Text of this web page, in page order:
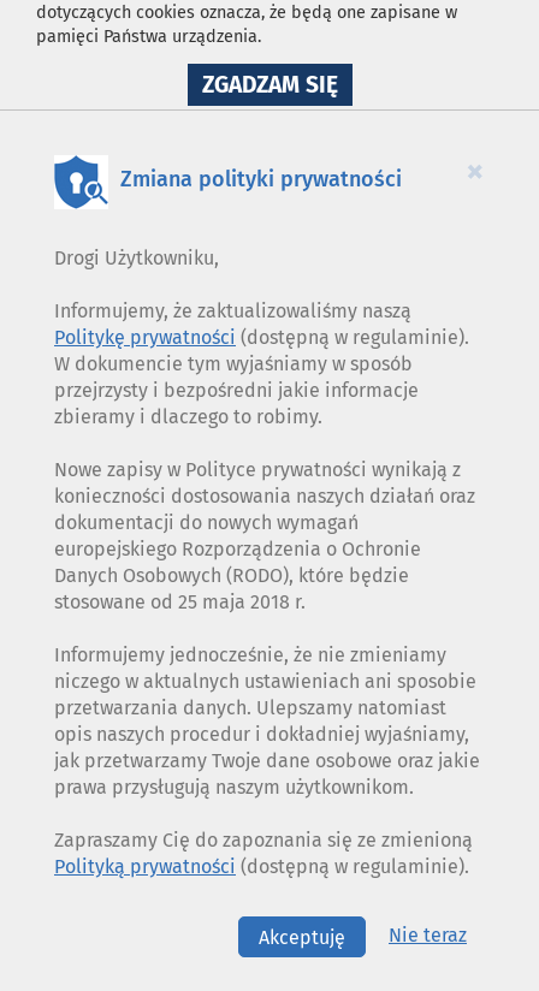
dotyczących cookies oznacza, że będą one zapisane w
pamięci Państwa urządzenia.
ZGADZAM SIĘNA
WYKORZYSTANIE
×
Zmiana polityki prywatności
Drogi Użytkowniku,
Informujemy, że zaktualizowaliśmy naszą
Politykę prywatności (dostępną w regulaminie).
W dokumencie tym wyjaśniamy w sposób
przejrzysty i bezpośredni jakie informacje
zbieramy i dlaczego to robimy.
Nowe zapisy w Polityce prywatności wynikają z
konieczności dostosowania naszych działań oraz
dokumentacji do nowych wymagań
europejskiego Rozporządzenia o Ochronie
Danych Osobowych (RODO), które będzie
stosowane od 25 maja 2018 r.
Informujemy jednocześnie, że nie zmieniamy
niczego w aktualnych ustawieniach ani sposobie
przetwarzania danych. Ulepszamy natomiast
opis naszych procedur i dokładniej wyjaśniamy,
jak przetwarzamy Twoje dane osobowe oraz jakie
prawa przysługują naszym użytkownikom.
Zapraszamy Cię do zapoznania się ze zmienioną
Polityką prywatności (dostępną w regulaminie).
Akceptuję Nie teraz